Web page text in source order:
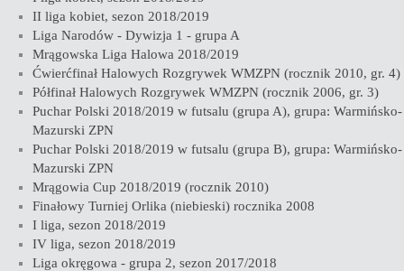
II liga kobiet, sezon 2018/2019
Liga Narodów - Dywizja 1 - grupa A
Mrągowska Liga Halowa 2018/2019
Ćwierćfinał Halowych Rozgrywek WMZPN (rocznik 2010, gr. 4)
Półfinał Halowych Rozgrywek WMZPN (rocznik 2006, gr. 3)
Puchar Polski 2018/2019 w futsalu (grupa A), grupa: Warmińsko-
Mazurski ZPN
Puchar Polski 2018/2019 w futsalu (grupa B), grupa: Warmińsko-
Mazurski ZPN
Mrągowia Cup 2018/2019 (rocznik 2010)
Finałowy Turniej Orlika (niebieski) rocznika 2008
I liga, sezon 2018/2019
IV liga, sezon 2018/2019
Liga okręgowa - grupa 2, sezon 2017/2018